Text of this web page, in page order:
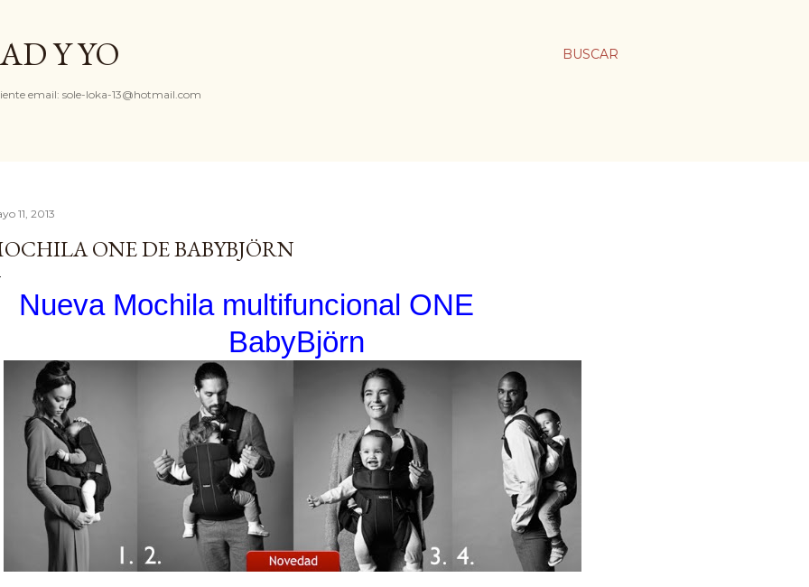
BUSCAR
Y YO
email: sole-loka-13@hotmail.com
11, 2013
ONE DE BABYBJÖRN
Nueva Mochila multifuncional ONE
BabyBjörn